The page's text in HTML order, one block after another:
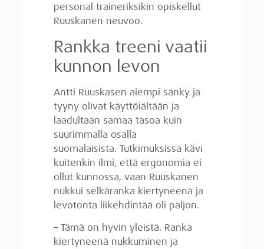
personal traineriksikin opiskellut
Ruuskanen neuvoo.
Rankka treeni vaatii
kunnon levon
Antti Ruuskasen aiempi sänky ja
tyyny olivat käyttöiältään ja
laadultaan samaa tasoa kuin
suurimmalla osalla
suomalaisista. Tutkimuksissa kävi
kuitenkin ilmi, että ergonomia ei
ollut kunnossa, vaan Ruuskanen
nukkui selkäranka kiertyneenä ja
levotonta liikehdintää oli paljon.
– Tämä on hyvin yleistä. Ranka
kiertyneenä nukkuminen ja